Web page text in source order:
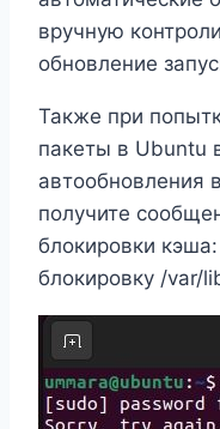
вручную
обновление
Также при
пакеты в Ubuntu
получите
блокировки
блокировку /var/